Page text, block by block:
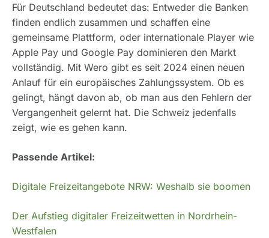
Für Deutschland bedeutet das: Entweder die Banken
finden endlich zusammen und schaffen eine
gemeinsame Plattform, oder internationale Player wie
Apple Pay und Google Pay dominieren den Markt
vollständig. Mit Wero gibt es seit 2024 einen neuen
Anlauf für ein europäisches Zahlungssystem. Ob es
gelingt, hängt davon ab, ob man aus den Fehlern der
Vergangenheit gelernt hat. Die Schweiz jedenfalls
zeigt, wie es gehen kann.
Passende Artikel:
Digitale Freizeitangebote NRW: Weshalb sie boomen
Der Aufstieg digitaler Freizeitwetten in Nordrhein-
Westfalen